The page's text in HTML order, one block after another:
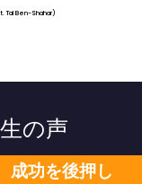
Tal Ben-Shahar)
成功を後押し
の声